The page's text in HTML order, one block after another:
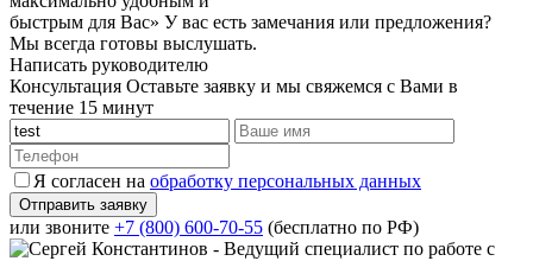
быстрым для Вас» У вас есть замечания или предложения?
Мы всегда готовы выслушать.
Написать руководителю
Консультация Оставьте заявку и мы свяжемся с Вами в
течение 15 минут
Я согласен на обработку персональных данных
или звоните +7 (800) 600-70-55 (бесплатно по РФ)